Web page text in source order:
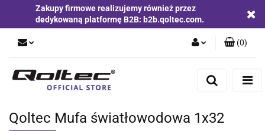
Zakupy firmowe realizujemy również przez
dedykowaną platformę B2B: b2b.qoltec.com.
Zgody cookies
(0)
Qoltec Mufa światłowodowa 1x32